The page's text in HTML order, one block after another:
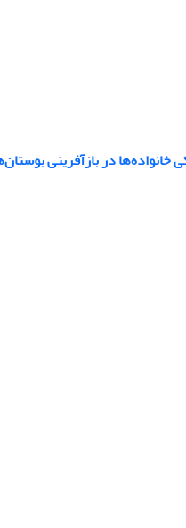
خانوادهها در بازآفرینی بوستان